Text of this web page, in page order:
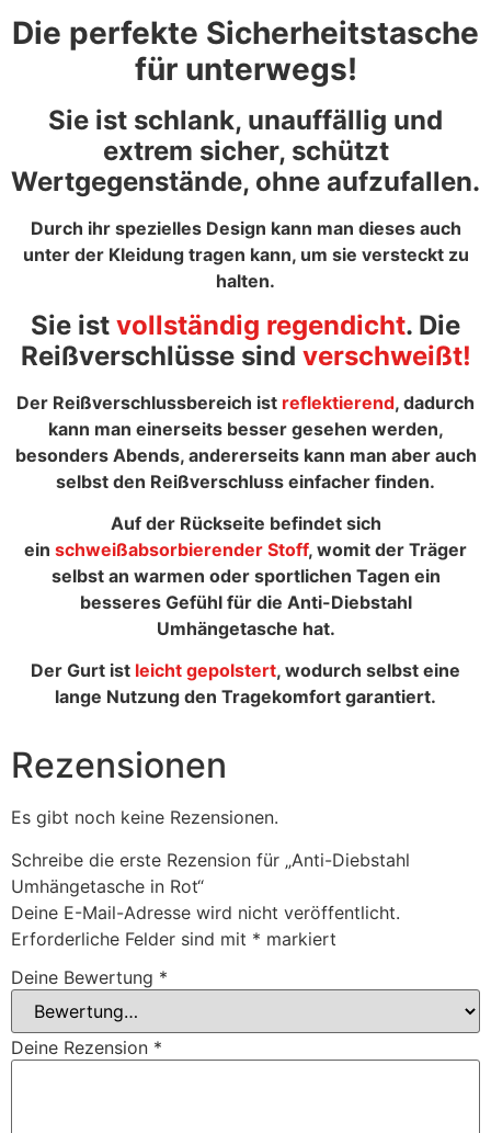
Die perfekte Sicherheitstasche
für unterwegs!
Sie ist schlank, unauffällig und
extrem sicher, schützt
Wertgegenstände, ohne aufzufallen.
Durch ihr spezielles Design kann man dieses auch
unter der Kleidung tragen kann, um sie versteckt zu
halten.
Sie ist vollständig regendicht. Die
Reißverschlüsse sind verschweißt!
Der Reißverschlussbereich ist reflektierend, dadurch
kann man einerseits besser gesehen werden,
besonders Abends, andererseits kann man aber auch
selbst den Reißverschluss einfacher finden.
Auf der Rückseite befindet sich
ein schweißabsorbierender Stoff, womit der Träger
selbst an warmen oder sportlichen Tagen ein
besseres Gefühl für die Anti-Diebstahl
Umhängetasche hat.
Der Gurt ist leicht gepolstert, wodurch selbst eine
lange Nutzung den Tragekomfort garantiert.
Rezensionen
Es gibt noch keine Rezensionen.
Schreibe die erste Rezension für „Anti-Diebstahl
Umhängetasche in Rot“
Deine E-Mail-Adresse wird nicht veröffentlicht.
Erforderliche Felder sind mit * markiert
Deine Bewertung *
Deine Rezension *